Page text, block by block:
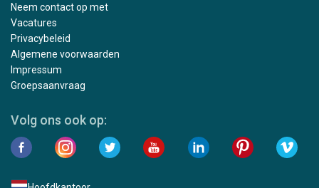
Neem contact op met
Vacatures
Privacybeleid
Algemene voorwaarden
Impressum
Groepsaanvraag
Volg ons ook op: